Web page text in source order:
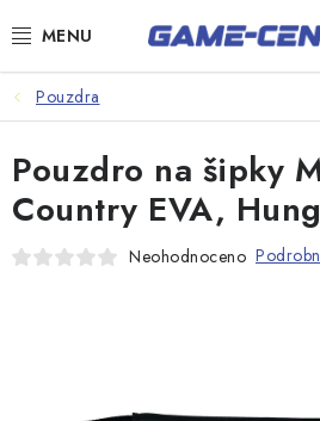
na
Šipky
Poker
Stolní fotbal
Pouzdra
Pouzdro na šipky
Country EVA,
Neohodnoceno